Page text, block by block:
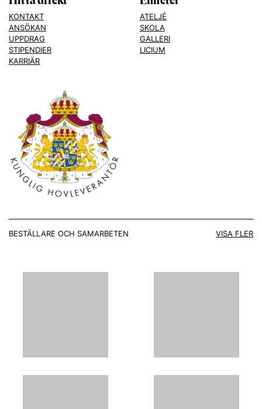
KONTAKT
ANSÖKAN
UPPDRAG
STIPENDIER
KARRIÄR
ATELJÉ
SKOLA
GALLERI
LICIUM
BESTÄLLARE OCH SAMARBETEN VISA FLER